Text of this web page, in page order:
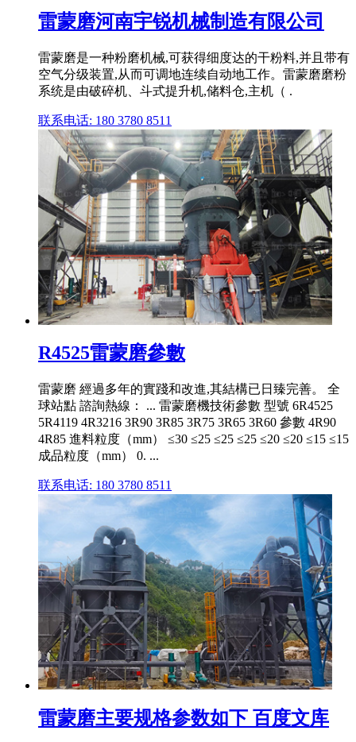
雷蒙磨河南宇锐机械制造有限公司
雷蒙磨是一种粉磨机械,可获得细度达的干粉料,并且带有
空气分级装置,从而可调地连续自动地工作。雷蒙磨磨粉
系统是由破碎机、斗式提升机,储料仓,主机（ .
联系电话: 180 3780 8511
R4525雷蒙磨參數
雷蒙磨 經過多年的實踐和改進,其結構已日臻完善。 全
球站點 諮詢熱線： ... 雷蒙磨機技術參數 型號 6R4525
5R4119 4R3216 3R90 3R85 3R75 3R65 3R60 參數 4R90
4R85 進料粒度（mm） ≤30 ≤25 ≤25 ≤25 ≤20 ≤20 ≤15 ≤15
成品粒度（mm） 0. ...
联系电话: 180 3780 8511
雷蒙磨主要规格参数如下 百度文库